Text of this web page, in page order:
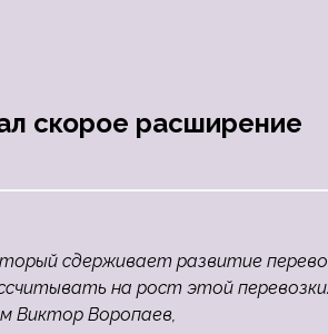
скорое расширение
сдерживает развитие
на рост этой
Виктор Воропаев,